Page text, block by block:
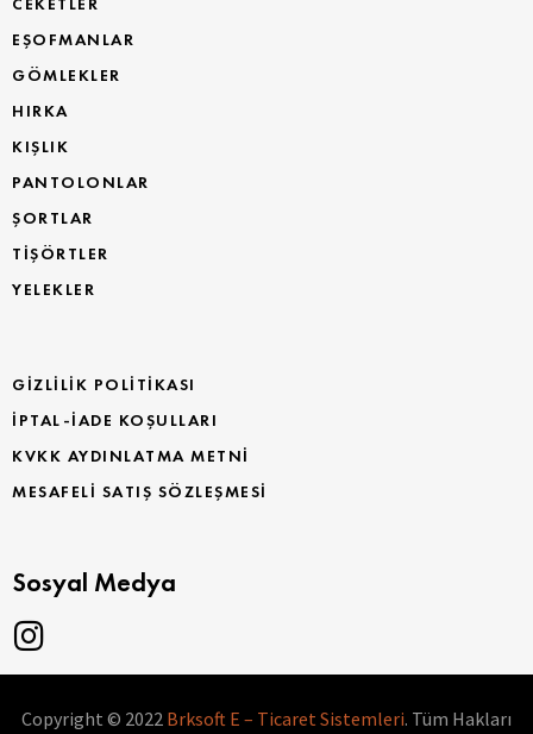
EŞOFMANLAR
GÖMLEKLER
HIRKA
KIŞLIK
PANTOLONLAR
ŞORTLAR
TİŞÖRTLER
YELEKLER
GIZLILIK POLITIKASI
İPTAL-İADE KOŞULLARI
KVKK AYDINLATMA METNI
MESAFELI SATIŞ SÖZLEŞMESI
Sosyal Medya
Copyright © 2022 Brksoft E – Ticaret Sistemleri. Tüm Hakları